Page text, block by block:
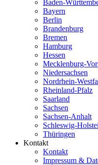
Baden-
Bayern
Berlin
Brandenburg
Bremen
Hamburg
Hessen
Mecklenburg-
Niedersachsen
Nordrhein-
Rheinland-Pfalz
Saarland
Sachsen
Sachsen-Anhalt
Schleswig-
Thüringen
Kontakt
Kontakt
Impressum &